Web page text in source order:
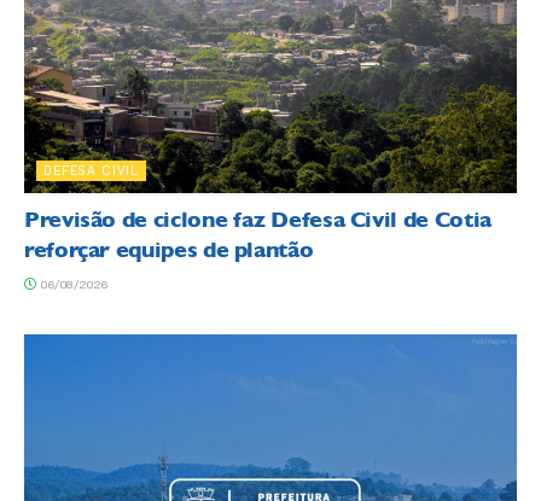
DEFESA CIVIL
Previsão de ciclone faz Defesa Civil de Cotia
reforçar equipes de plantão
06/08/2026